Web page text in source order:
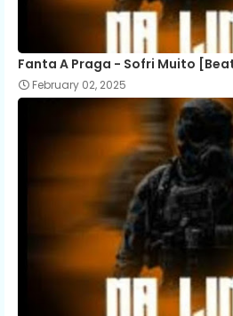
Fanta A Praga - Sofri Muito
February 02, 2025